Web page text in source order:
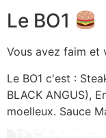
Le BO1
Vous avez faim et
Le BO1 c'est :
BLACK ANGUS),
moelleux. Sauce